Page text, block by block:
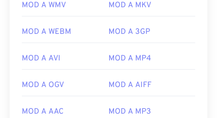
MOD A WMV MOD A MKV
MOD A WEBM MOD A 3GP
MOD A AVI MOD A MP4
MOD A OGV MOD A AIFF
MOD A AAC MOD A MP3